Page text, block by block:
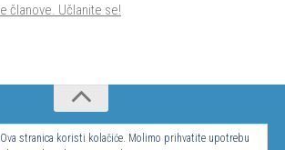
članove. Učlanite se!
planinarsko društvo Željezničar 2024.
stranica koristi kolačiće. Molimo prihvatite upotrebu